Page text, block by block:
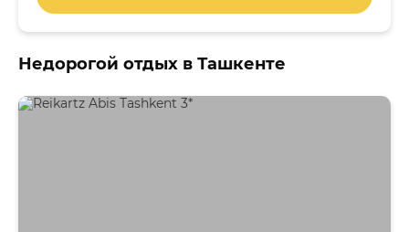
Недорогой отдых в Ташкенте